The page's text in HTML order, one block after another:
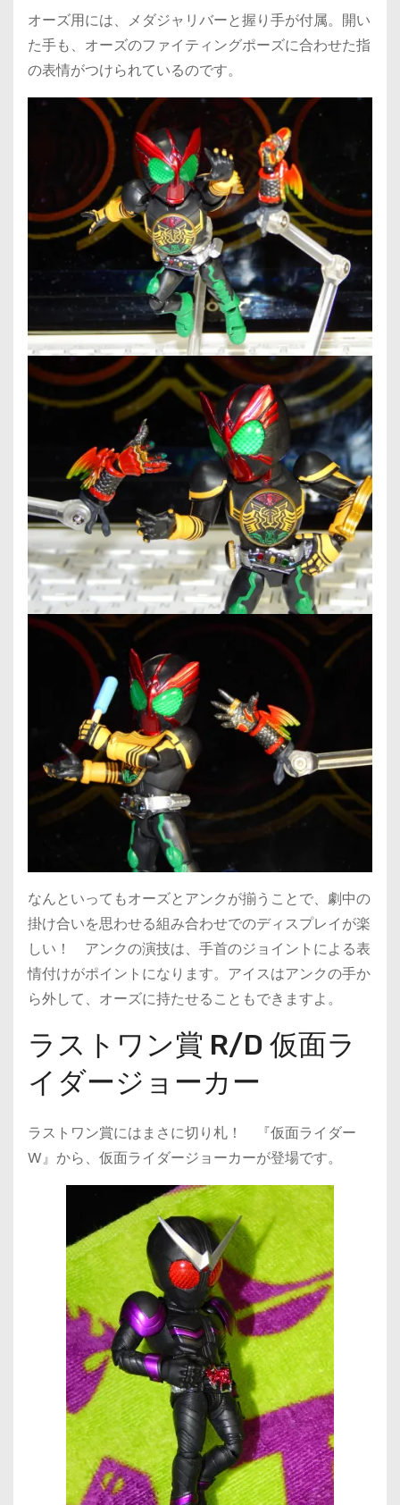
オーズ用には、メダジャリバーと握り手が付属。開い
た手も、オーズのファイティングポーズに合わせた指
の表情がつけられているのです。
なんといってもオーズとアンクが揃うことで、劇中の
掛け合いを思わせる組み合わせでのディスプレイが楽
しい！ アンクの演技は、手首のジョイントによる表
情付けがポイントになります。アイスはアンクの手か
ら外して、オーズに持たせることもできますよ。
ラストワン賞 R/D 仮面ラ
イダージョーカー
ラストワン賞にはまさに切り札！ 『仮面ライダー
W』から、仮面ライダージョーカーが登場です。